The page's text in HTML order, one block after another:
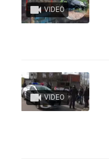
VIDEO
VIDEO